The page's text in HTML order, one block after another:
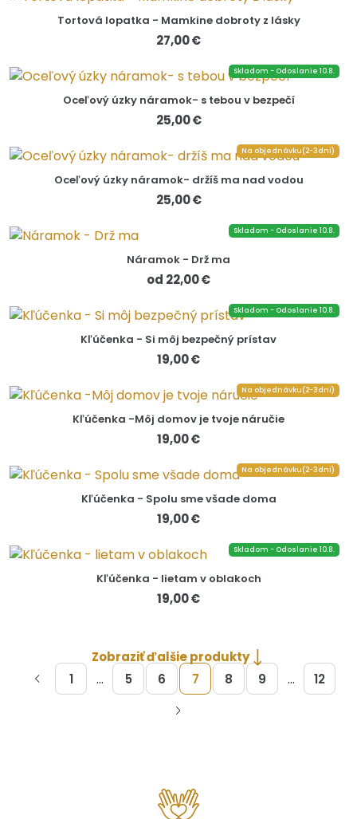
Tortová lopatka - Mamkine dobroty z lásky
27,00 €
Skladom - Odoslanie 10.8.
Oceľový úzky náramok- s tebou v bezpečí
25,00 €
Na objednávku(2-3dni)
Oceľový úzky náramok- držíš ma nad vodou
25,00 €
Skladom - Odoslanie 10.8.
Náramok - Drž ma
od 22,00 €
Skladom - Odoslanie 10.8.
Kľúčenka - Si môj bezpečný prístav
19,00 €
Na objednávku(2-3dni)
Kľúčenka -Môj domov je tvoje náručie
19,00 €
Na objednávku(2-3dni)
Kľúčenka - Spolu sme všade doma
19,00 €
Skladom - Odoslanie 10.8.
Kľúčenka - lietam v oblakoch
19,00 €
1 ... 5 6 7 8 9 ... 12
Zobraziť ďalšie produkty